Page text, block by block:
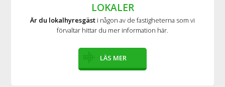
LOKALER
Är du lokalhyresgäst i någon av de fastigheterna som vi
förvaltar hittar du mer information här.
LÄS MER